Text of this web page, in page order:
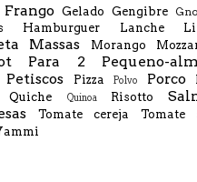
Frango Gelado Gengibre
Hamburguer Lanche
Massas Morango
Para 2
Pequeno-
Petiscos Pizza Polvo Porco
Quiche Quinoa Risotto
Tomate cereja Tomate